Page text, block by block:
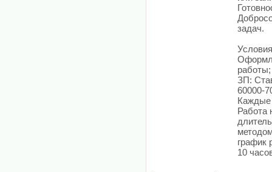
задач.
работы;
ЗП:
60000-
Каждые
Работа
график
10